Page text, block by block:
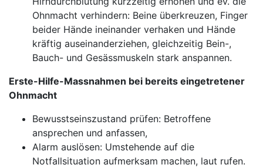
Ohnmacht verhindern: Beine überkreuzen, Finger
beider Hände ineinander verhaken und Hände
kräftig auseinanderziehen, gleichzeitig Bein-,
Bauch- und Gesässmuskeln stark anspannen.
Erste-Hilfe-Massnahmen bei bereits eingetretener
Ohnmacht
Bewusstseinszustand prüfen: Betroffene
ansprechen und anfassen,
Alarm auslösen: Umstehende auf die
Notfallsituation aufmerksam machen, laut rufen.